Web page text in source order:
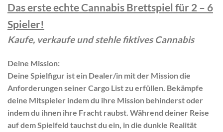
Das erste echte Cannabis Brettspiel für 2 – 6
Spieler!
Kaufe, verkaufe und stehle fiktives Cannabis
Deine Mission:
Deine Spielfigur ist ein Dealer/in mit der Mission die
Anforderungen seiner Cargo List zu erfüllen. Bekämpfe
deine Mitspieler indem du ihre Mission behinderst oder
indem du ihnen ihre Fracht raubst. Während deiner Reise
auf dem Spielfeld tauchst du ein, in die dunkle Realität